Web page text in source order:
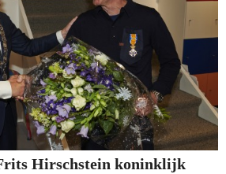
Hirschstein koninklijk